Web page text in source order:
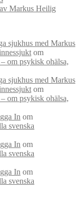
Markus Heilig
sjukhus med Markus
om
om psykisk ohälsa,
sjukhus med Markus
om
om psykisk ohälsa,
In om
svenska
In om
svenska
In om
svenska